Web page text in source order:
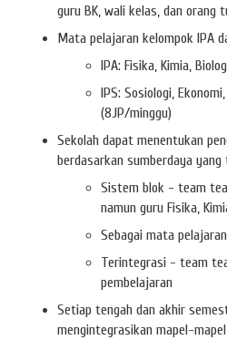
guru BK, wali kelas, dan orang
Mata pelajaran kelompok IPA
IPA: Fisika, Kimia,
IPS: Sosiologi,
(8JP/minggu)
Sekolah dapat menentukan
berdasarkan sumberdaya
Sistem blok - team
namun guru Fisika,
Sebagai mata
Terintegrasi - team
pembelajaran
Setiap tengah dan akhir
mengintegrasikan mapel-